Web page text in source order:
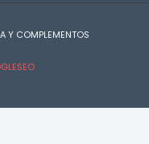
Y COMPLEMENTOS